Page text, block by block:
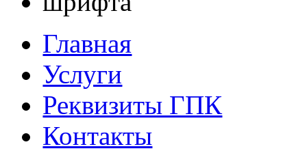
Главная
Услуги
Реквизиты ГПК
Контакты